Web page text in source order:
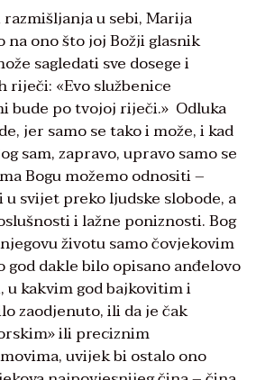
u sebi, Marija
ono što joj Božji glasnik
sagledati sve dosege i
riječi: «Evo službenice
bude po tvojoj riječi.» Odluka
jer samo se tako i može, i kad
sam, zapravo, upravo samo se
Bogu možemo odnositi –
u svijet preko ljudske slobode, a
i lažne poniznosti. Bog
životu samo čovjekovim
god dakle bilo opisano anđelovo
kakvim god bajkovitim i
zaodjenuto, ili da je čak
ili preciznim
uvijek bi ostalo ono